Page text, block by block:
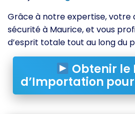
Grâce à notre expertise, votre
sécurité à Maurice, et vous
d’esprit totale tout au long du
Obtenir le
d’Importation